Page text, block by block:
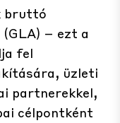
bruttó
– ezt a
fel
üzleti
partnerekkel,
célpontként